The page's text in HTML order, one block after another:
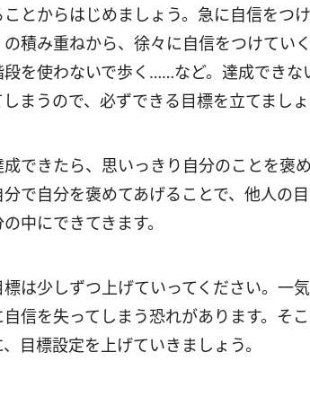
ことからはじめましょう。急に自信をつ
積み重ねから、徐々に自信をつけてい
段を使わないで歩く……など。達成できな
まうので、必ずできる目標を立てましょ
成できたら、思いっきり自分のことを褒
分で自分を褒めてあげることで、他人の
中にできてきます。
標は少しずつ上げていってください。一
信を失ってしまう恐れがあります。そ
、目標設定を上げていきましょう。